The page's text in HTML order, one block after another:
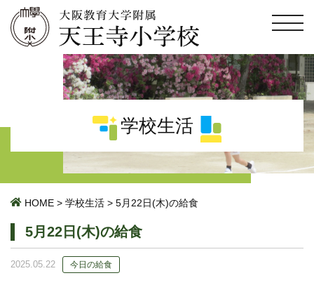
学校生活
HOME > 学校生活 > 5月22日(木)の給食
5月22日(木)の給食
2025.05.22 今日の給食